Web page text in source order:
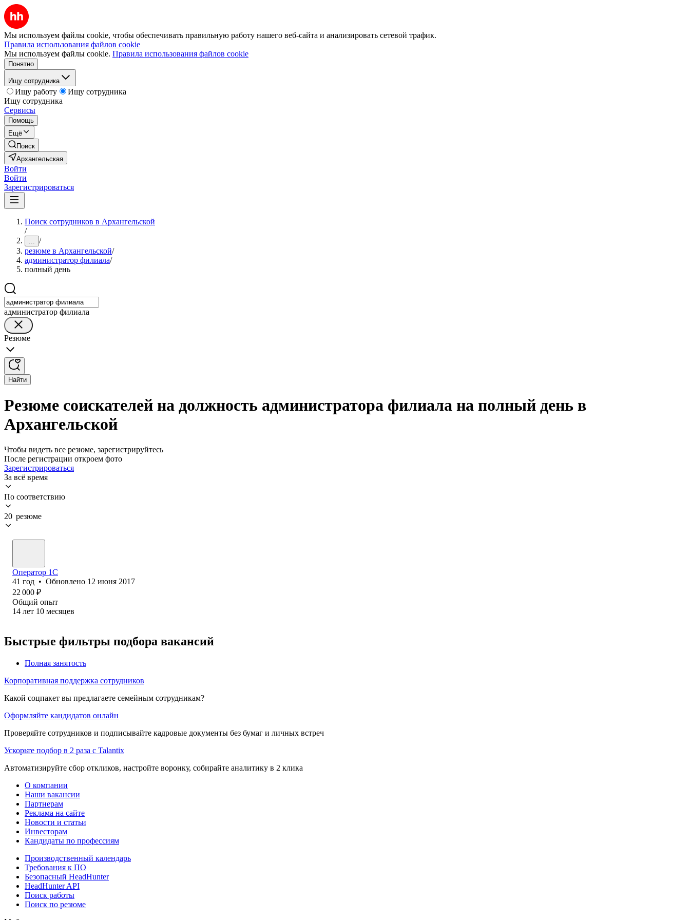
Мы используем файлы cookie, чтобы обеспечивать правильную работу нашего веб-сайта и анализировать сетевой трафик.
Правила использования файлов cookie
Мы используем файлы cookie. Правила использования файлов cookie
Понятно
Ищу сотрудника
Ищу работу
Ищу сотрудника
Ищу сотрудника
Сервисы
Помощь
Ещё
Поиск
Архангельская
Войти
Войти
Зарегистрироваться
Поиск сотрудников в Архангельской
/
... /
резюме в Архангельской/
администратор филиала/
полный день
администратор филиала
Резюме
Найти
Резюме соискателей на должность администратора филиала на полный день в
Архангельской
Чтобы видеть все резюме, зарегистрируйтесь
После регистрации откроем фото
Зарегистрироваться
За всё время
По соответствию
20 резюме
Оператор 1C
41 год • Обновлено 12 июня 2017
22 000 ₽
Общий опыт
14 лет 10 месяцев
Быстрые фильтры подбора вакансий
Полная занятость
Корпоративная поддержка сотрудников
Какой соцпакет вы предлагаете семейным сотрудникам?
Оформляйте кандидатов онлайн
Проверяйте сотрудников и подписывайте кадровые документы без бумаг и личных встреч
Ускорьте подбор в 2 раза с Talantix
Автоматизируйте сбор откликов, настройте воронку, собирайте аналитику в 2 клика
О компании
Наши вакансии
Партнерам
Реклама на сайте
Новости и статьи
Инвесторам
Кандидаты по профессиям
Производственный календарь
Требования к ПО
Безопасный HeadHunter
HeadHunter API
Поиск работы
Поиск по резюме